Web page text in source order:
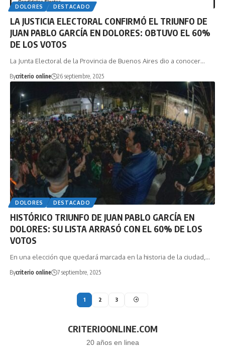
DOLORES DESTACADO
LA JUSTICIA ELECTORAL CONFIRMÓ EL TRIUNFO DE
JUAN PABLO GARCÍA EN DOLORES: OBTUVO EL 60%
DE LOS VOTOS
La Junta Electoral de la Provincia de Buenos Aires dio a conocer…
Bycriterio online 26 septiembre, 2025
DOLORES DESTACADO
HISTÓRICO TRIUNFO DE JUAN PABLO GARCÍA EN
DOLORES: SU LISTA ARRASÓ CON EL 60% DE LOS
VOTOS
En una elección que quedará marcada en la historia de la ciudad,…
Bycriterio online 7 septiembre, 2025
1 2 3
CRITERIOONLINE.COM
20 años en linea